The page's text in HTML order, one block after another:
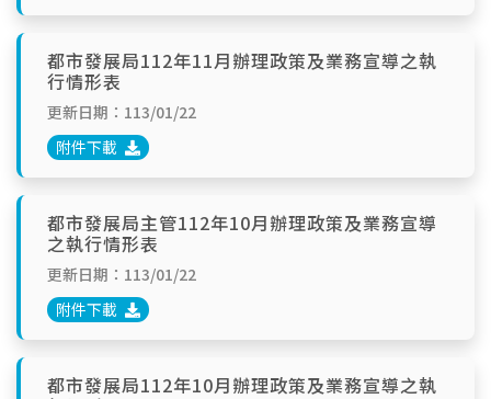
都市發展局112年11月辦理政策及業務宣導之執
行情形表
更新日期：113/01/22
附件下載
都市發展局主管112年10月辦理政策及業務宣導
之執行情形表
更新日期：113/01/22
附件下載
都市發展局112年10月辦理政策及業務宣導之執